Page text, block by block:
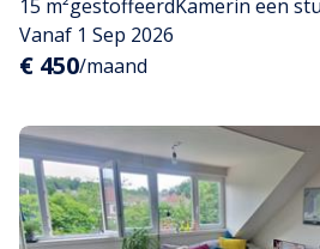
15 m²gestoffeerdKamerin een
Vanaf 1 Sep 2026
€ 450/maand